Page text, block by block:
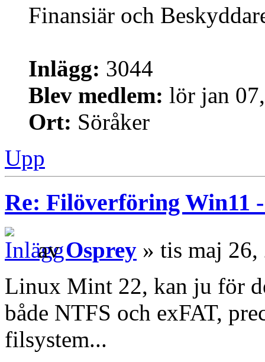
Finansiär och
Inlägg: 3044
Blev medlem: lör jan
Ort: Söråker
Upp
Re: Filöverföring Win11
avOsprey » tis maj
Linux Mint 22, kan ju för
både NTFS och exFAT,
filsystem...